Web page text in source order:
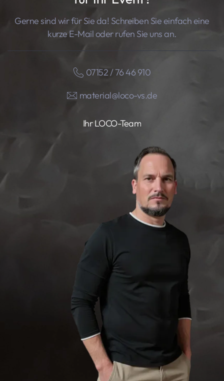
Gerne sind wir für Sie da! Schreiben Sie einfach eine
kurze E-Mail oder rufen Sie uns an.
07152 / 76 46 910
material@loco-vs.de
Ihr LOCO-Team